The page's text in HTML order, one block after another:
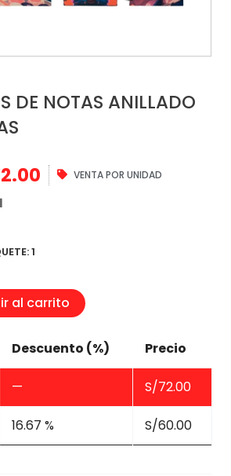
DE NOTAS ANILLADO
VENTA POR UNIDAD
1
al carrito
Descuento (%) Precio
— S/72.00
16.67 % S/60.00